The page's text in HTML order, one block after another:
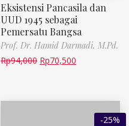
Eksistensi Pancasila dan
UUD 1945 sebagai
Pemersatu Bangsa
Prof. Dr. Hamid Darmadi, M.Pd.
Rp94,000 Rp70,500
-25%